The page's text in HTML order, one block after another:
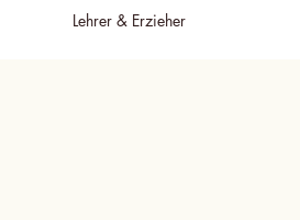
Lehrer & Erzieher